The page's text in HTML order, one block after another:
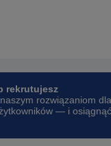
rekrutujesz
rozwiązaniom dla
— i osiągnąć